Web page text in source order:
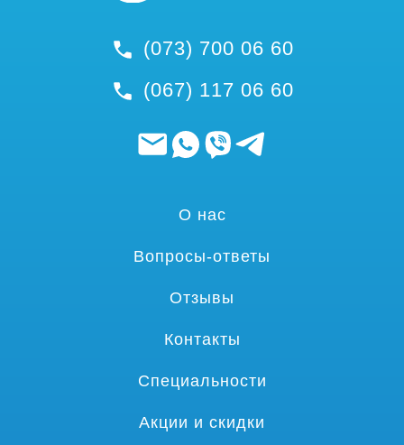
(073) 700 06 60
(067) 117 06 60
О нас
Вопросы-ответы
Отзывы
Контакты
Специальности
Акции и скидки